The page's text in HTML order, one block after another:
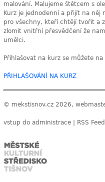
malování. Malujeme štětcem s
Kurz je jednodenní a přijít na něj
pro všechny, kteří chtějí tvořit a
zlomit vnitřní přesvědčení že
umělci.
Přihlašovat na kurz se můžete na
PŘIHLAŠOVÁNÍ NA KURZ
© mekstisnov.cz 2026,
vstup do administrace RSS Feed